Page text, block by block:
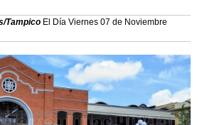
Tampico El Día Viernes 07 de Noviembre